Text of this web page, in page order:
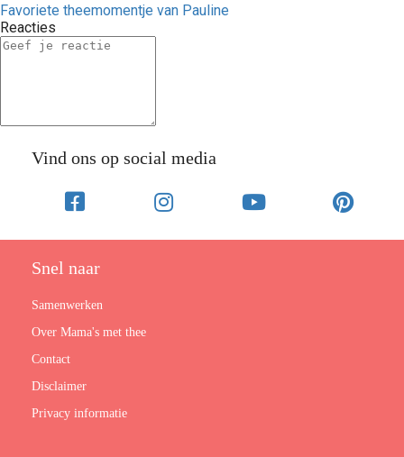
Favoriete theemomentje van Pauline
Reacties
Vind ons op social media
Snel naar
Samenwerken
Over Mama's met thee
Contact
Disclaimer
Privacy informatie